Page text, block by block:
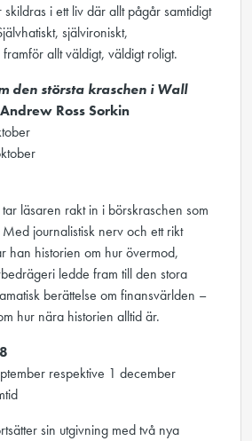
i ett liv där allt pågår samtidigt
självironiskt,
allt väldigt, väldigt roligt.
den största kraschen i Wall
Ross Sorkin
läsaren rakt in i börskraschen som
journalistisk nerv och ett rikt
han historien om hur övermod,
ledde fram till den stora
berättelse om finansvärlden –
hur nära historien alltid är.
respektive 1 december
sin utgivning med två nya